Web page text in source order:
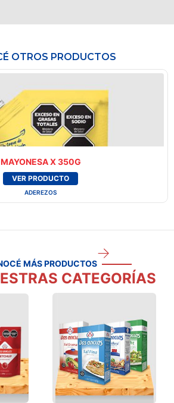
OTROS PRODUCTOS
MAYONESA X 350G
VER PRODUCTO
ADEREZOS
MÁS PRODUCTOS
CATEGORÍAS